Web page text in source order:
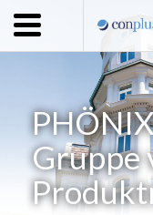
Home
Unternehmen
Leistungen
Immobilienangebote
News
Gruppe